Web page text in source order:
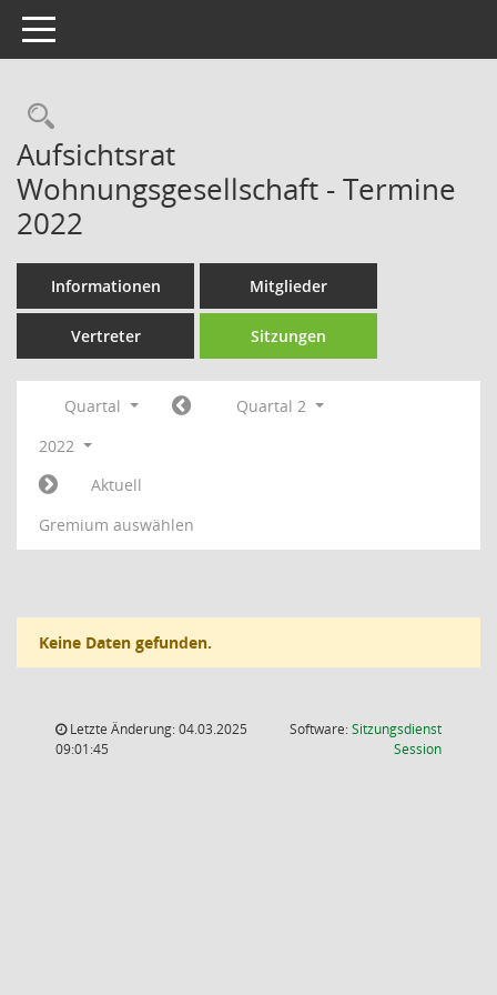
Toggle navigation
Rechercheauswahl
Aufsichtsrat
Wohnungsgesellschaft - Termine
2022
Informationen Mitglieder
Vertreter Sitzungen
Quartal
Quartal 2
2022
Aktuell
Gremium auswählen
Keine Daten gefunden.
Letzte Änderung: 04.03.2025
09:01:45
Software:Sitzungsdienst
Session(Wird in